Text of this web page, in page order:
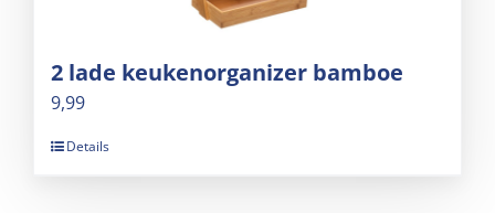
2 lade keukenorganizer bamboe
9,99
Details